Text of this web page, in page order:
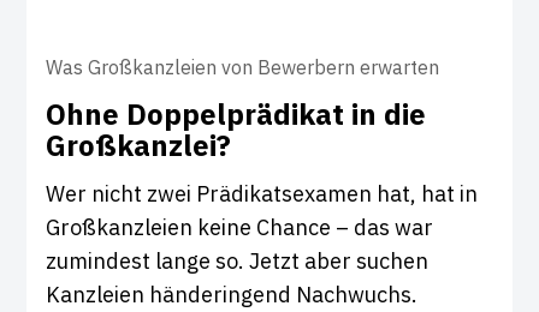
Was Großkanzleien von Bewerbern erwarten
Ohne Dop­pel­prä­d­ikat in die
Groß­kanzlei?
Wer nicht zwei Prädikatsexamen hat, hat in
Großkanzleien keine Chance – das war
zumindest lange so. Jetzt aber suchen
Kanzleien händeringend Nachwuchs.